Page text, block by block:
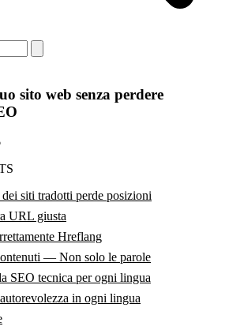
sito web senza perdere
siti tradotti perde posizioni
URL giusta
Hreflang
— Non solo le parole
SEO tecnica per ogni lingua
in ogni lingua